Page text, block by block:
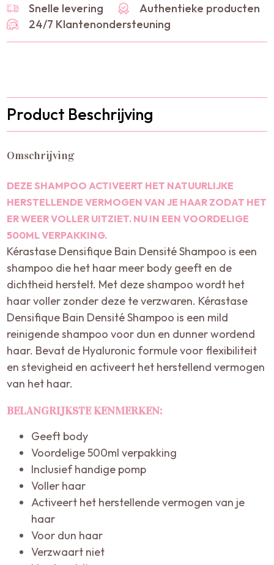
Snelle levering
Authentieke producten
24/7 Klantenondersteuning
Product Beschrijving
Omschrijving
DEZE SHAMPOO ACTIVEERT HET NATUURLIJKE
HERSTELLENDE VERMOGEN VAN JE HAAR ZODAT HET
ER WEER VOLLER UITZIET. NU IN EEN VOORDELIGE
500ML VERPAKKING.
Kérastase Densifique Bain Densité Shampoo is een
shampoo die het haar meer body geeft en de
dichtheid herstelt. Met deze shampoo wordt het
haar voller zonder deze te verzwaren. Kérastase
Densifique Bain Densité Shampoo is een mild
reinigende shampoo voor dun en dunner wordend
haar. Bevat de Hyaluronic formule voor flexibiliteit
en stevigheid en activeert het herstellend vermogen
van het haar.
BELANGRIJKSTE KENMERKEN:
Geeft body
Voordelige 500ml verpakking
Inclusief handige pomp
Voller haar
Activeert het herstellende vermogen van je
haar
Voor dun haar
Verzwaart niet